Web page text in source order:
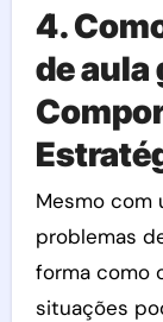
4.
de aula
Mesmo com
problemas
forma como
situações